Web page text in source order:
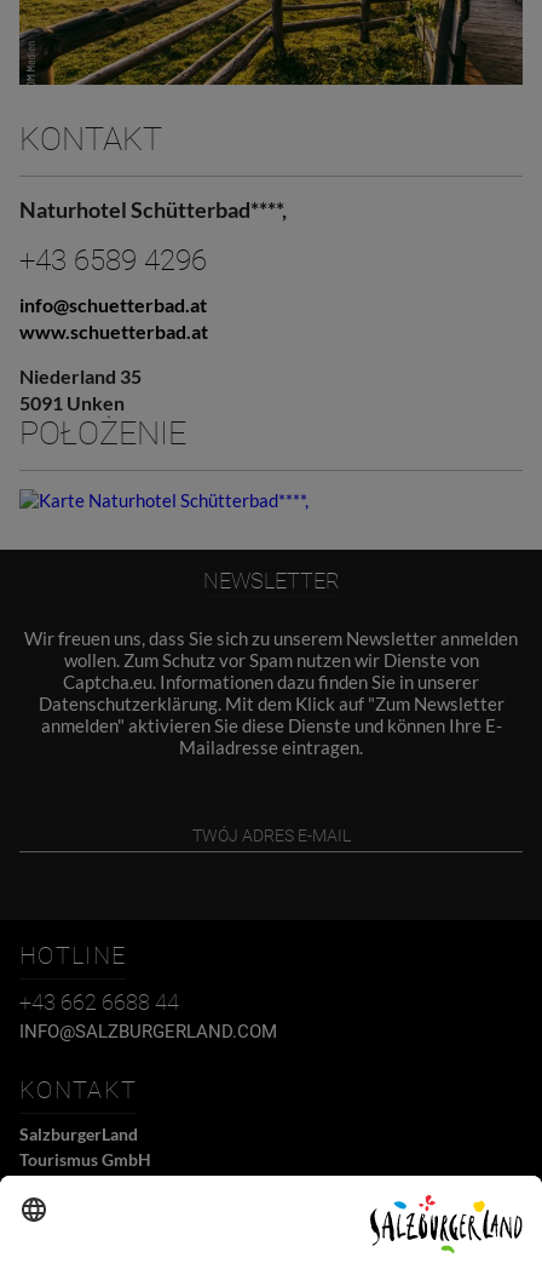
KONTAKT
Naturhotel Schütterbad****,
+43 6589 4296
info@schuetterbad.at
www.schuetterbad.at
Niederland 35
5091 Unken
POŁOŻENIE
NEWSLETTER
Wir freuen uns, dass Sie sich zu unserem Newsletter anmelden
wollen. Zum Schutz vor Spam nutzen wir Dienste von
Captcha.eu. Informationen dazu finden Sie in unserer
Datenschutzerklärung. Mit dem Klick auf "Zum Newsletter
anmelden" aktivieren Sie diese Dienste und können Ihre E-
Mailadresse eintragen.
HOTLINE
+43 662 6688 44
INFO@SALZBURGERLAND.COM
KONTAKT
SalzburgerLand
Tourismus GmbH
Wiener Bundesstraße 23